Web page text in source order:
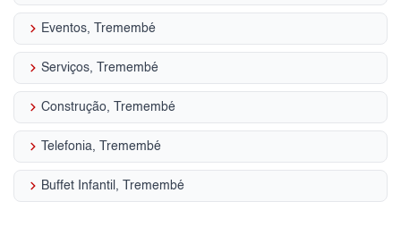
keyboard_arrow_right Eventos, Tremembé
keyboard_arrow_right Serviços, Tremembé
keyboard_arrow_right Construção, Tremembé
keyboard_arrow_right Telefonia, Tremembé
keyboard_arrow_right Buffet Infantil, Tremembé